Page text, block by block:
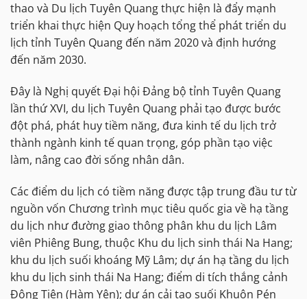
thao và Du lịch Tuyên Quang thực hiện là đẩy mạnh
triển khai thực hiện Quy hoạch tổng thể phát triển du
lịch tỉnh Tuyên Quang đến năm 2020 và định hướng
đến năm 2030.
Đây là Nghị quyết Đại hội Đảng bộ tỉnh Tuyên Quang
lần thứ XVI, du lịch Tuyên Quang phải tạo được bước
đột phá, phát huy tiềm năng, đưa kinh tế du lịch trở
thành ngành kinh tế quan trọng, góp phần tạo việc
làm, nâng cao đời sống nhân dân.
Các điểm du lịch có tiềm năng được tập trung đầu tư từ
nguồn vốn Chương trình mục tiêu quốc gia về hạ tầng
du lịch như đường giao thông phân khu du lịch Lâm
viên Phiêng Bung, thuộc Khu du lịch sinh thái Na Hang;
khu du lịch suối khoáng Mỹ Lâm; dự án hạ tầng du lịch
khu du lịch sinh thái Na Hang; điểm di tích thắng cảnh
Động Tiên (Hàm Yên); dự án cải tạo suối Khuôn Pén